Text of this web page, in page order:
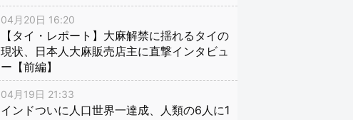
04月20日 16:20
【タイ・レポート】大麻解禁に揺れるタイの
現状、日本人大麻販売店主に直撃インタビュ
ー【前編】
04月19日 21:33
インドついに人口世界一達成、人類の6人に1